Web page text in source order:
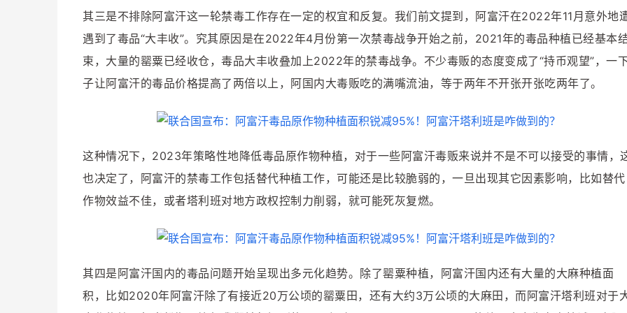
其三是不排除阿富汗这一轮禁毒工作存在一定的权宜和反复。我们前文提到，阿富汗在2022年11月意外地
遇到了毒品“大丰收”。究其原因是在2022年4月份第一次禁毒战争开始之前，2021年的毒品种植已经基本
束，大量的罂粟已经收仓，毒品大丰收叠加上2022年的禁毒战争。不少毒贩的态度变成了“持币观望”，一
子让阿富汗的毒品价格提高了两倍以上，阿国内大毒贩吃的满嘴流油，等于两年不开张开张吃两年了。
这种情况下，2023年策略性地降低毒品原作物种植，对于一些阿富汗毒贩来说并不是不可以接受的事情，
也决定了，阿富汗的禁毒工作包括替代种植工作，可能还是比较脆弱的，一旦出现其它因素影响，比如替代
作物效益不佳，或者塔利班对地方政权控制力削弱，就可能死灰复燃。
其四是阿富汗国内的毒品问题开始呈现出多元化趋势。除了罂粟种植，阿富汗国内还有大量的大麻种植面
积，比如2020年阿富汗除了有接近20万公顷的罂粟田，还有大约3万公顷的大麻田，而阿富汗塔利班对于